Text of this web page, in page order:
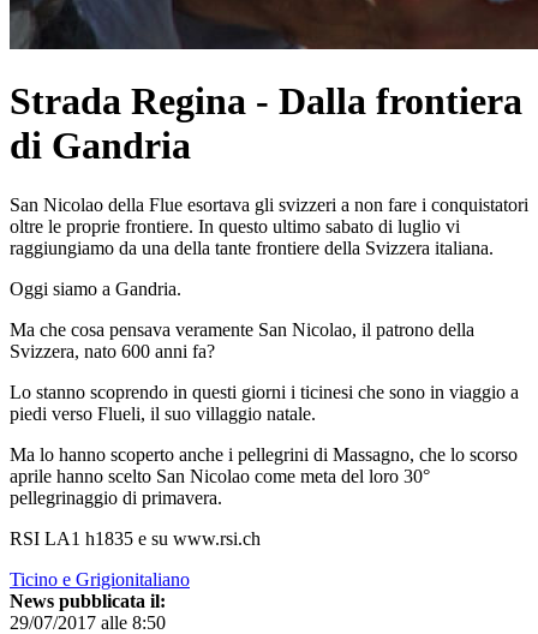
Strada Regina - Dalla frontiera
di Gandria
San Nicolao della Flue esortava gli svizzeri a non fare i conquistatori
oltre le proprie frontiere. In questo ultimo sabato di luglio vi
raggiungiamo da una della tante frontiere della Svizzera italiana.
Oggi siamo a Gandria.
Ma che cosa pensava veramente San Nicolao, il patrono della
Svizzera, nato 600 anni fa?
Lo stanno scoprendo in questi giorni i ticinesi che sono in viaggio a
piedi verso Flueli, il suo villaggio natale.
Ma lo hanno scoperto anche i pellegrini di Massagno, che lo scorso
aprile hanno scelto San Nicolao come meta del loro 30°
pellegrinaggio di primavera.
RSI LA1 h1835 e su www.rsi.ch
Ticino e Grigionitaliano
News pubblicata il:
29/07/2017 alle 8:50